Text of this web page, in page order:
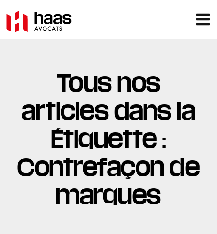
Tous nos
articles dans la
Étiquette :
Contrefaçon de
marques